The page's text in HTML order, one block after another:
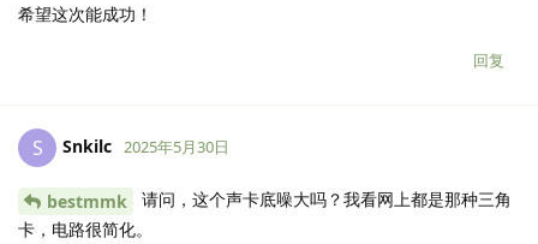
希望这次能成功！
回复
S Snkilc 2025年5月30日
bestmmk
请问，这个声卡底噪大吗？我看网上都是那种三角
卡，电路很简化。